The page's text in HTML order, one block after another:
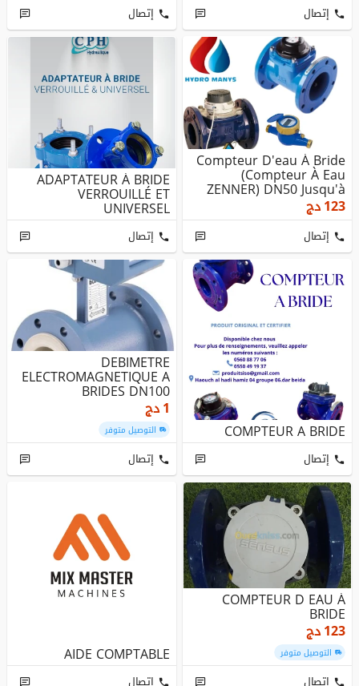
إتصال إتصال
Compteur D'eau À Bride
(Compteur À Eau
ZENNER) DN50 Jusqu'à
DN300 PN16...
123دج
إتصال
ADAPTATEUR À BRIDE
VERROUILLÉ ET
UNIVERSEL
إتصال
COMPTEUR A BRIDE
إتصال
DEBIMETRE
ELECTROMAGNETIQUE A
BRIDES DN100
1دج
التوصيل متوفر
إتصال
COMPTEUR D EAU À
BRIDE
123دج
التوصيل متوفر
إتصال
AIDE COMPTABLE
إتصال